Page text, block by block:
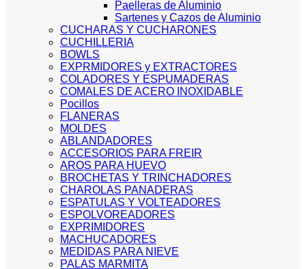
Paelleras de Aluminio
Sartenes y Cazos de Aluminio
CUCHARAS Y CUCHARONES
CUCHILLERIA
BOWLS
EXPRMIDORES y EXTRACTORES
COLADORES Y ESPUMADERAS
COMALES DE ACERO INOXIDABLE
Pocillos
FLANERAS
MOLDES
ABLANDADORES
ACCESORIOS PARA FREIR
AROS PARA HUEVO
BROCHETAS Y TRINCHADORES
CHAROLAS PANADERAS
ESPATULAS Y VOLTEADORES
ESPOLVOREADORES
EXPRIMIDORES
MACHUCADORES
MEDIDAS PARA NIEVE
PALAS MARMITA